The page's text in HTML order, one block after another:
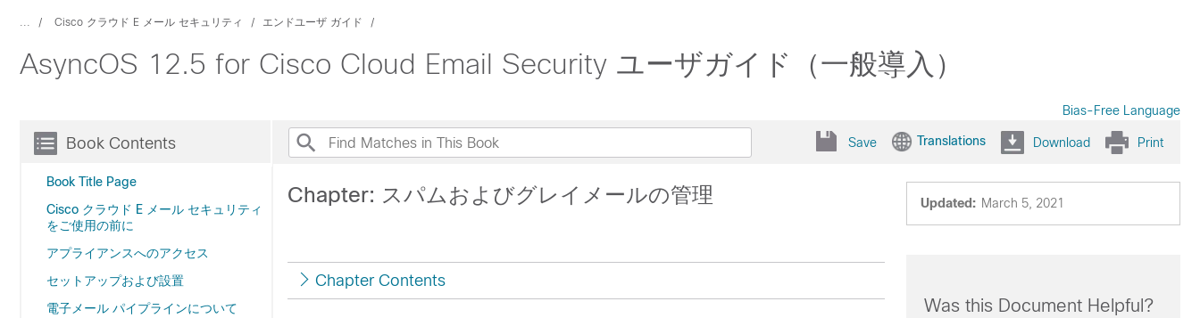
... Cisco クラウド E メール セキュリティ エンドユーザ ガイド
AsyncOS 12.5 for Cisco Cloud Email Security ユーザガイド（一般導入）
Bias-Free Language
Book Contents
Book Title Page
Cisco クラウド E メール セキュリティ
をご使用の前に
アプライアンスへのアクセス
セットアップおよび設置
電子メール パイプラインについて
Save Translations Download Print
Updated: March 5, 2021
Chapter: スパムおよびグレイメールの管理
Chapter Contents
Was this Document Helpful?